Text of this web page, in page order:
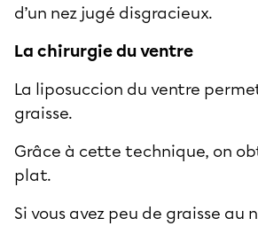
d’un nez jugé disgracieux.
La chirurgie du ventre
La liposuccion du ventre
graisse.
Grâce à cette technique, on
plat.
Si vous avez peu de graisse au